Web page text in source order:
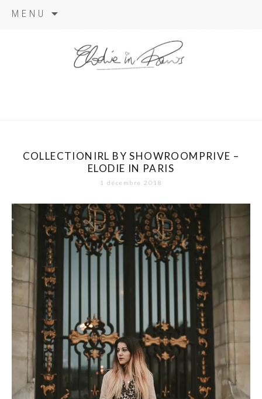
MENU
COLLECTIONIRL BY SHOWROOMPRIVE –
ELODIE IN PARIS
1 décembre 2018